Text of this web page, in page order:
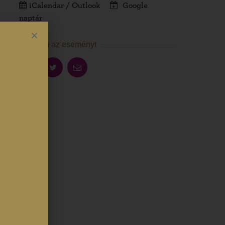
iCalendar / Outlook
Google
naptár
Megosztom az eseményt